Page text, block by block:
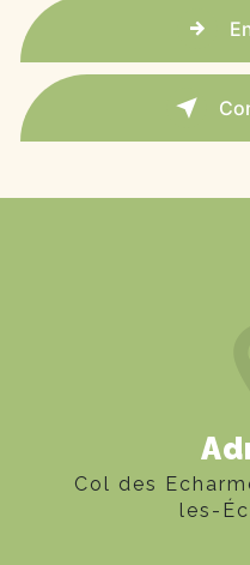
Col des Echarmeaux, 69870 Poule-
les-